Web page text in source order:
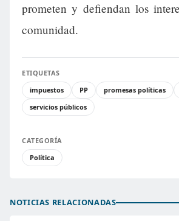
prometen y defiendan los
comunidad.
ETIQUETAS
impuestos
PP promesas políticas
servicios públicos
CATEGORÍA
Política
NOTICIAS RELACIONADAS